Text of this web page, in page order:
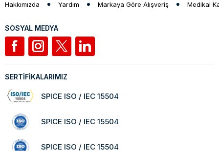
Hakkımızda Yardım Markaya Göre Alışveriş Medikal
SOSYAL MEDYA
SERTİFİKALARIMIZ
SPICE ISO / IEC 15504
SPICE ISO / IEC 15504
SPICE ISO / IEC 15504